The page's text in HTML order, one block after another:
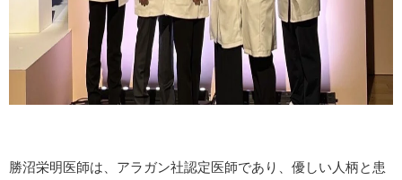
勝沼栄明医師は、アラガン社認定医師であり、優しい人柄と患